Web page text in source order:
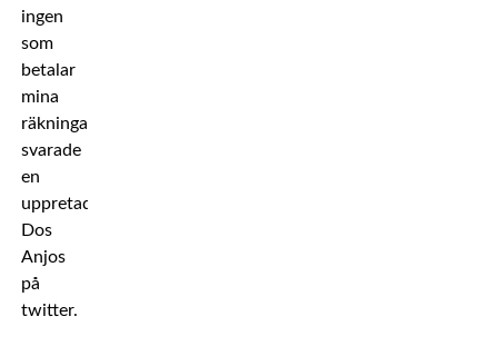
ingen
som
betalar
mina
räkningar,
svarade
en
uppretad
Dos
Anjos
på
twitter.